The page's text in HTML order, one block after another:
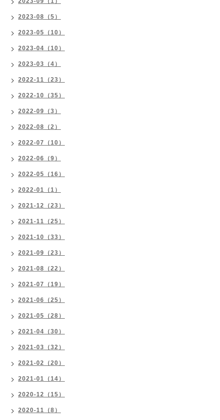
2023-08（5）
2023-05（10）
2023-04（10）
2023-03（4）
2022-11（23）
2022-10（35）
2022-09（3）
2022-08（2）
2022-07（10）
2022-06（9）
2022-05（16）
2022-01（1）
2021-12（23）
2021-11（25）
2021-10（33）
2021-09（23）
2021-08（22）
2021-07（19）
2021-06（25）
2021-05（28）
2021-04（30）
2021-03（32）
2021-02（20）
2021-01（14）
2020-12（15）
2020-11（8）